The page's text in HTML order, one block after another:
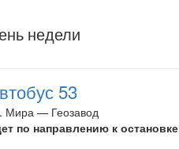
недели
53
Мира — Геозавод
по направлению к остановке